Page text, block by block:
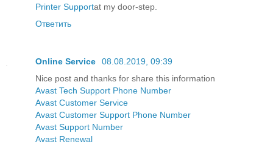
Printer Supportat my door-step.
Ответить
Online Service
08.08.2019, 09:39
Nice post and thanks for share this information
Avast Tech Support Phone Number
Avast Customer Service
Avast Customer Support Phone Number
Avast Support Number
Avast Renewal